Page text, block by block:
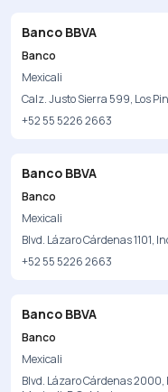
Banco BBVA
Banco
Mexicali
Calz. Justo Sierra 599, Los
+52 55 5226 2663
Banco BBVA
Banco
Mexicali
Blvd. Lázaro Cárdenas 1101,
+52 55 5226 2663
Banco BBVA
Banco
Mexicali
Blvd. Lázaro Cárdenas